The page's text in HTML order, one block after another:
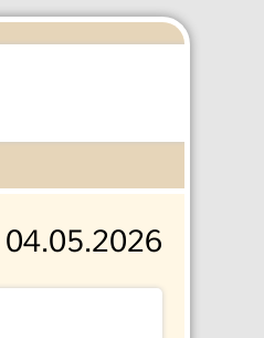
04.05.2026